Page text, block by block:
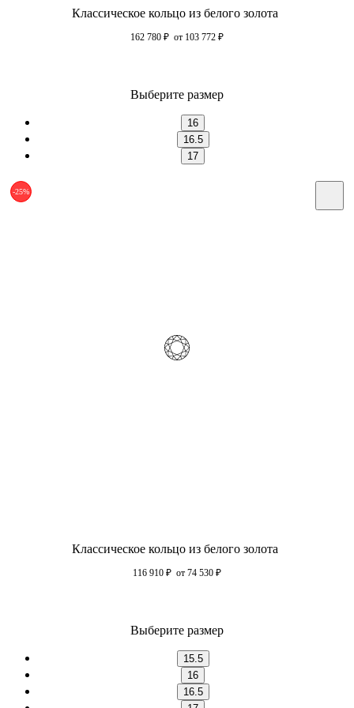
Классическое кольцо из белого золота
162 780 ₽ от 103 772 ₽
Выберите размер
16
16.5
17
-25%
Классическое кольцо из белого золота
116 910 ₽ от 74 530 ₽
Выберите размер
15.5
16
16.5